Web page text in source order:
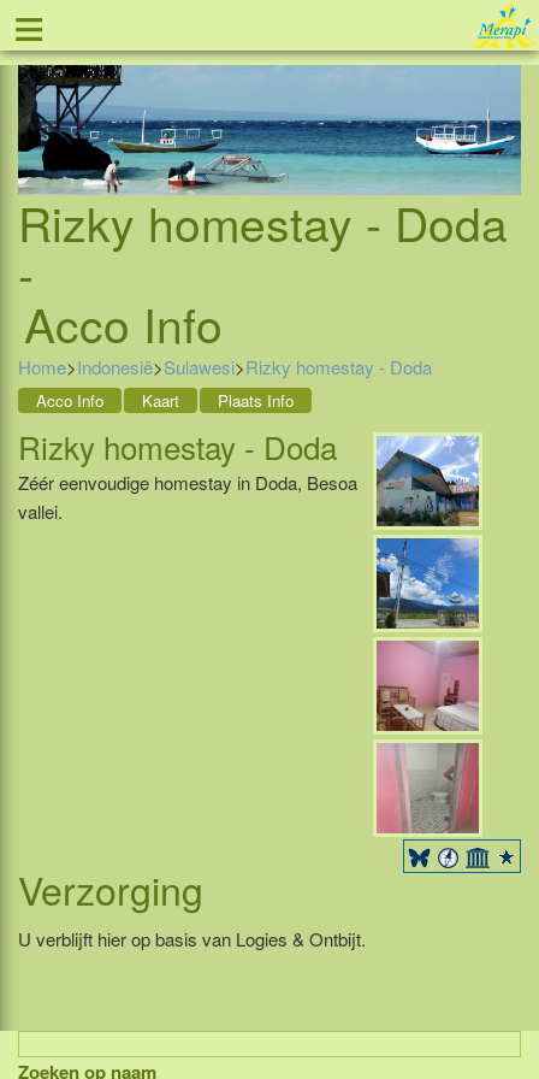
≡ Tel: 088 - 81 11 999
Rizky homestay - Doda
-
Acco Info
Home>Indonesië>Sulawesi>Rizky homestay - Doda
Acco Info Kaart Plaats Info
Rizky homestay - Doda
Zéér eenvoudige homestay in Doda, Besoa
vallei.
Verzorging
U verblijft hier op basis van Logies & Ontbijt.
Zoeken op naam